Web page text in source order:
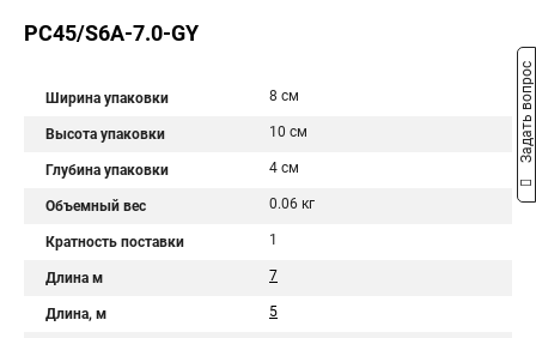
PC45/S6A-7.0-GY
Ширина упаковки 8 см
Высота упаковки 10 см
Глубина упаковки 4 см
Объемный вес 0.06 кг
Кратность поставки 1
Длина м 7
Длина, м 5
Задать вопрос